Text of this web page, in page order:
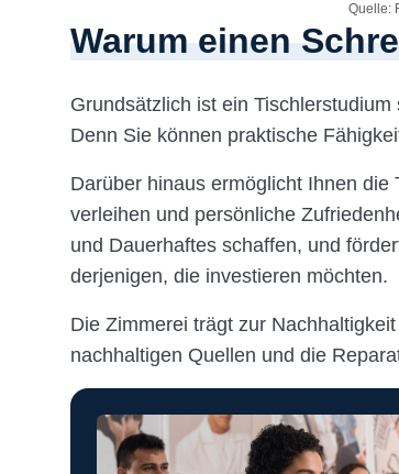
Quelle:
Warum einen
Grundsätzlich ist ein
Denn Sie können praktische
Darüber hinaus ermöglicht Ihnen
verleihen und persönliche
und Dauerhaftes schaffen, und
derjenigen, die investieren möchten.
Die Zimmerei trägt zur
nachhaltigen Quellen und die